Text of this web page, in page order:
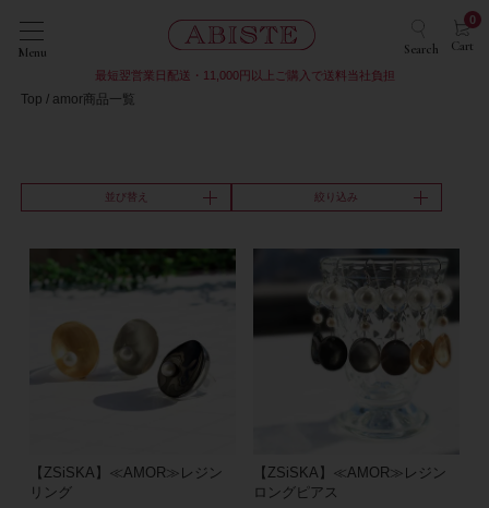
Menu Search Cart
0
最短翌営業日配送・11,000円以上ご購入で送料当社負担
Top amor商品一覧
並び替え 絞り込み
【ZSiSKA】≪AMOR≫レジン
リング
【ZSiSKA】≪AMOR≫レジン
ロングピアス